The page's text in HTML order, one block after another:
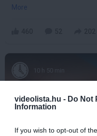
videolista.hu - Do Not
Information
If you wish to opt-out of
More
10 h 50 min